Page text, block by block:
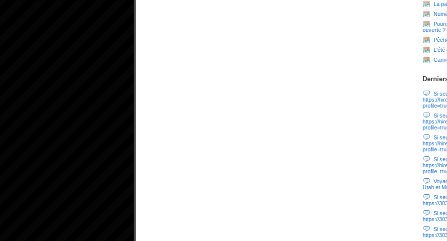
La
ouverte ?
L'été
Si
https://
Si
https://
Si
https://
Si
https://
Utah et
Si
https://
Si
https://
Si
https://